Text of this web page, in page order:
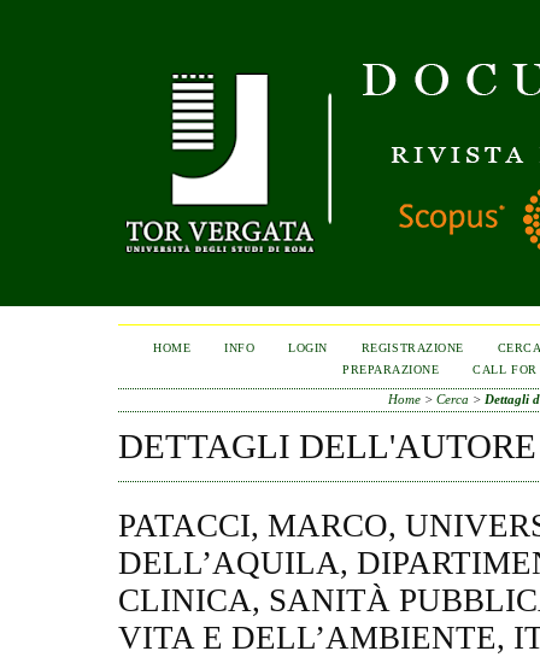
HOME INFO LOGIN REGISTRAZIONE
PREPARAZIONE
CALL FOR
Home> Cerca > Dettagli
DETTAGLI DELL'AUTORE
PATACCI, MARCO,
DELL’AQUILA,
CLINICA, SANITÀ
VITA E DELL’AMBIENTE,